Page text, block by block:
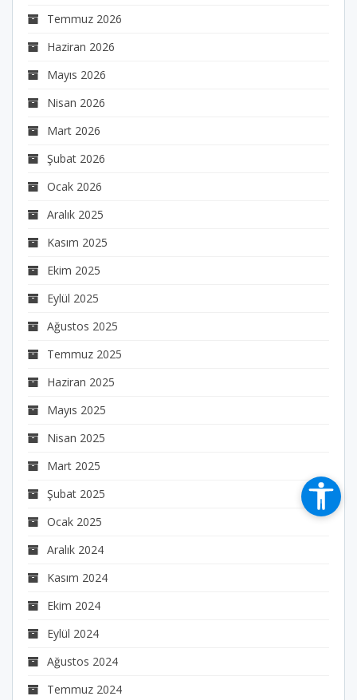
Temmuz 2026
Haziran 2026
Mayıs 2026
Nisan 2026
Mart 2026
Şubat 2026
Ocak 2026
Aralık 2025
Kasım 2025
Ekim 2025
Eylül 2025
Ağustos 2025
Temmuz 2025
Haziran 2025
Mayıs 2025
Nisan 2025
Mart 2025
Şubat 2025
Ocak 2025
Aralık 2024
Kasım 2024
Ekim 2024
Eylül 2024
Ağustos 2024
Temmuz 2024